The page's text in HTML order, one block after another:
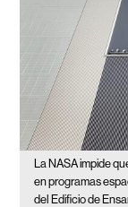
La NASA impide
en programas
del Edificio de